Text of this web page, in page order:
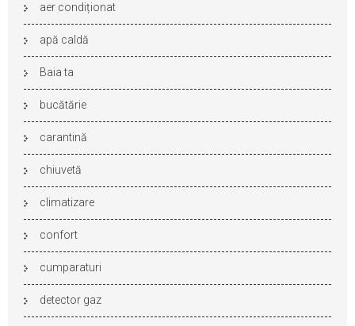
aer condiționat
apă caldă
Baia ta
bucătărie
carantină
chiuvetă
climatizare
confort
cumparaturi
detector gaz